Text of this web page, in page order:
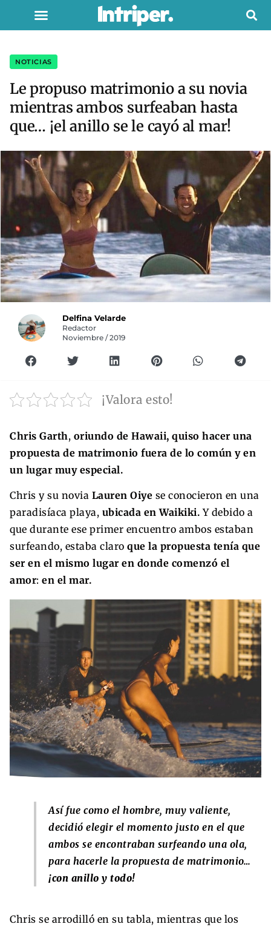
NOTICIAS
Le propuso matrimonio a su novia
mientras ambos surfeaban hasta
que… ¡el anillo se le cayó al mar!
Delfina Velarde
Redactor
Noviembre / 2019
¡Valora esto!
Chris Garth, oriundo de Hawaii, quiso hacer una
propuesta de matrimonio fuera de lo común y en
un lugar muy especial.
Chris y su novia Lauren Oiye se conocieron en una
paradisíaca playa, ubicada en Waikiki. Y debido a
que durante ese primer encuentro ambos estaban
surfeando, estaba claro que la propuesta tenía que
ser en el mismo lugar en donde comenzó el
amor: en el mar.
Así fue como el hombre, muy valiente,
decidió elegir el momento justo en el que
ambos se encontraban surfeando una ola,
para hacerle la propuesta de matrimonio…
¡con anillo y todo!
Chris se arrodilló en su tabla, mientras que los